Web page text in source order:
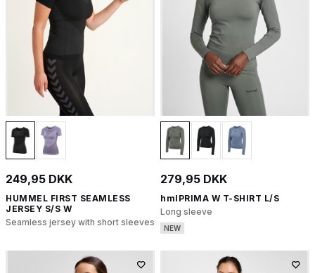
249,95 DKK
HUMMEL FIRST SEAMLESS
JERSEY S/S W
Seamless jersey with short sleeves
279,95 DKK
hmlPRIMA W T-SHIRT L/S
Long sleeve
NEW